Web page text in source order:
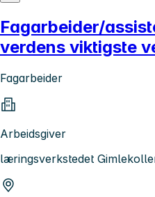
Fagarbeider/
verdens viktigste
Fagarbeider
Arbeidsgiver
læringsverkstedet